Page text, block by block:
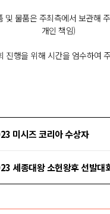
및 물품은 주최측에서 보관해
개인 책임)
진행을 위해 시간을 엄수하여
미시즈 코리아 수상자